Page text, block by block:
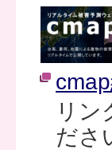
リン
ださ